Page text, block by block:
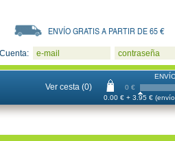
ENVÍO GRATIS A PARTIR DE 65 €
e-mail contraseña
Ver cesta (0) 0 €
0.00 € + 3.95 €